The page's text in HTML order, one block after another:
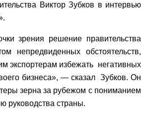
Виктор Зубков в интервью
зрения решение правительства
непредвиденных обстоятельств,
экспортерам избежать негативных
бизнеса», — сказал Зубков. Он
зерна за рубежом с пониманием
руководства страны.